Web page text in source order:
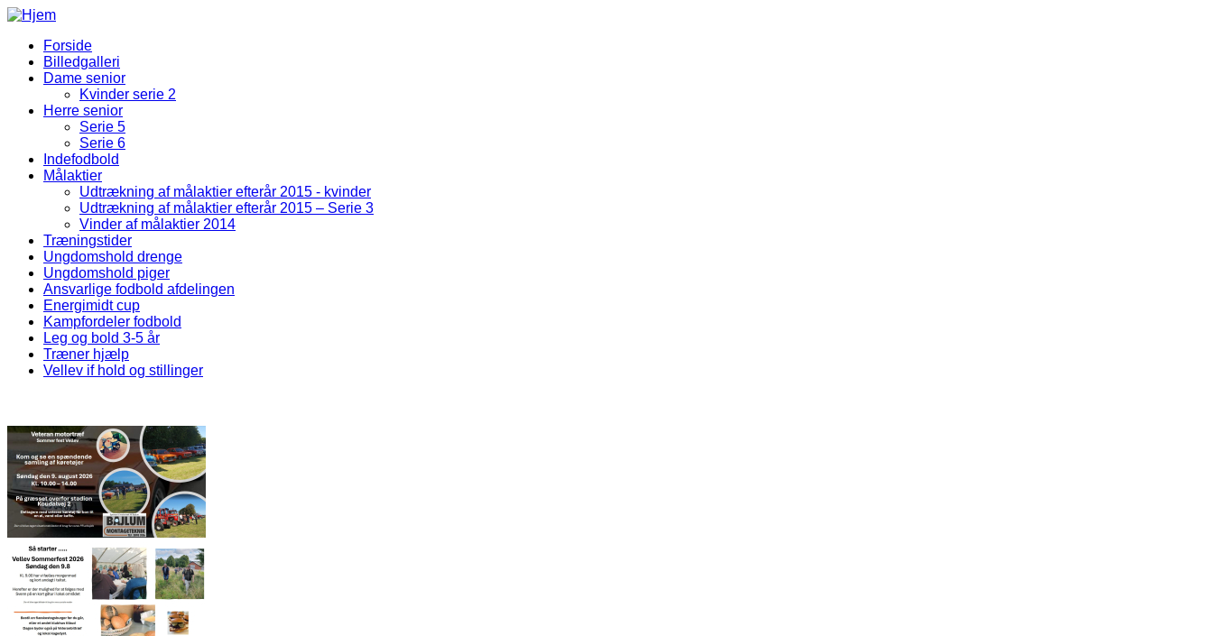
Gå til hovedindhold
Fodbold Menu
Forside
Billedgalleri
Dame senior
Kvinder serie 2
Herre senior
Serie 5
Serie 6
Indefodbold
Målaktier
Udtrækning af målaktier efterår 2015 - kvinder
Udtrækning af målaktier efterår 2015 – Serie 3
Vinder af målaktier 2014
Træningstider
Ungdomshold drenge
Ungdomshold piger
Ansvarlige fodbold afdelingen
Energimidt cup
Kampfordeler fodbold
Leg og bold 3-5 år
Træner hjælp
Vellev if hold og stillinger